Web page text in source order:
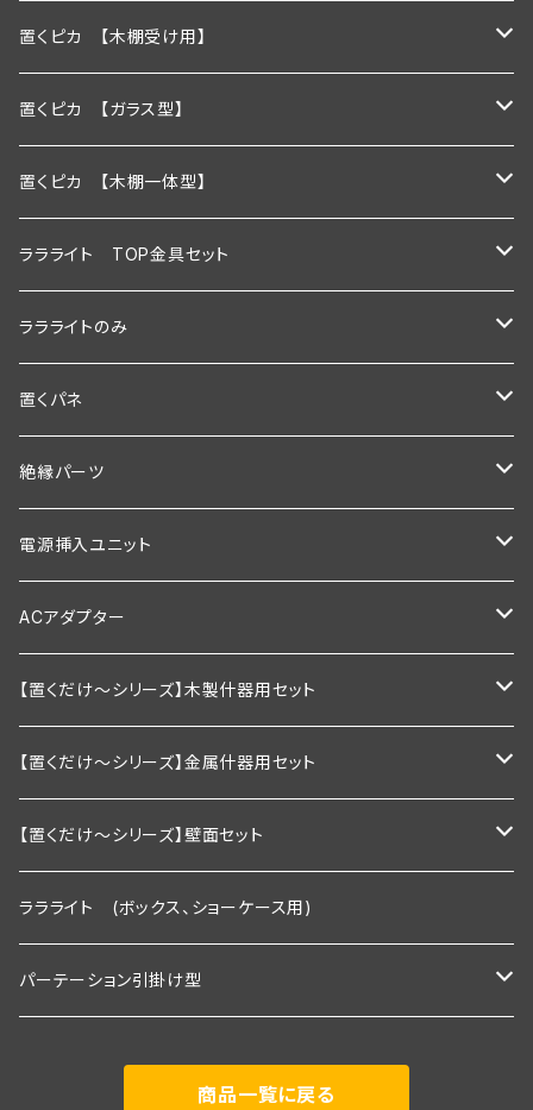
置くピカ 【木棚受け用】
600ｍｍ
900ｍｍ
1200ｍｍ
600ｍｍ以下
900ｍｍ以下
1200ｍｍ以下
置くピカ 【ガラス型】
600ｍｍ
900ｍｍ
1200ｍｍ
600ｍｍ以下
900ｍｍ以下
1200ｍｍ以下
置くピカ 【木棚一体型】
600mm
900mm
1200ｍｍ
600mm以下
900mm以下
1200mm以下
ララライト TOP金具セット
600ｍｍ
900ｍｍ
1200ｍｍ
600ｍｍ以下
900ｍｍ以下
1200ｍｍ以下
ララライトのみ
600ｍｍ
900ｍｍ
1200ｍｍ
600ｍｍ以下
900ｍｍ以下
1200ｍｍ以下
置くパネ
棚板幅600×奥行200ｍｍ
棚板幅600×奥行250ｍｍ
棚板幅900×奥行200ｍｍ
棚板幅900×奥行250ｍｍ
棚板幅1200×奥行200ｍｍ
棚板幅1200×奥行250ｍｍ
絶縁パーツ
シングルタイプ
ダブルタイプ
絶縁引掛けタイプ
電源挿入ユニット
通常型
調光器付き
ACアダプター
業務用
家庭用向け
【置くだけ～シリーズ】木製什器用セット
2段セット
2段セット＋トップライト付き
3段セット
３段セット＋トップライト付き
【置くだけ～シリーズ】金属什器用セット
Ｒシリーズ 30ｃｍ板・置くピカタイプ
２段タイプ 埋込照明付き棚板×2枚＋棚板
３段タイプ 埋込照明付き棚板×３枚＋棚板
Ｒシリーズ 30ｃｍ板・埋込タイプ
２段タイプ 埋込照明付き棚板×2枚＋棚板
Ｓシリーズ 30ｃｍ板・置くピカタイプ
【置くだけ～シリーズ】壁面セット
Rシリーズ 【既存】タイプ
2段用タイプ
Rシリーズ 【新規】30ｃｍ板・埋込タイプ
ララライト (ボックス、ショーケース用)
パーテーション引掛け型
商品一覧に戻る